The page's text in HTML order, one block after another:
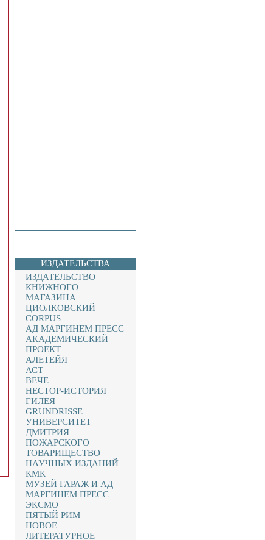
ИЗДАТЕЛЬСТВА
ИЗДАТЕЛЬСТВО
КНИЖНОГО
МАГАЗИНА
ЦИОЛКОВСКИЙ
CORPUS
АД МАРГИНЕМ ПРЕСС
АКАДЕМИЧЕСКИЙ
ПРОЕКТ
АЛЕТЕЙЯ
АСТ
ВЕЧЕ
НЕСТОР-ИСТОРИЯ
ГИЛЕЯ
GRUNDRISSE
УНИВЕРСИТЕТ
ДМИТРИЯ
ПОЖАРСКОГО
ТОВАРИЩЕСТВО
НАУЧНЫХ ИЗДАНИЙ
КМК
МУЗЕЙ ГАРАЖ И АД
МАРГИНЕМ ПРЕСС
ЭКСМО
ПЯТЫЙ РИМ
НОВОЕ
ЛИТЕРАТУРНОЕ